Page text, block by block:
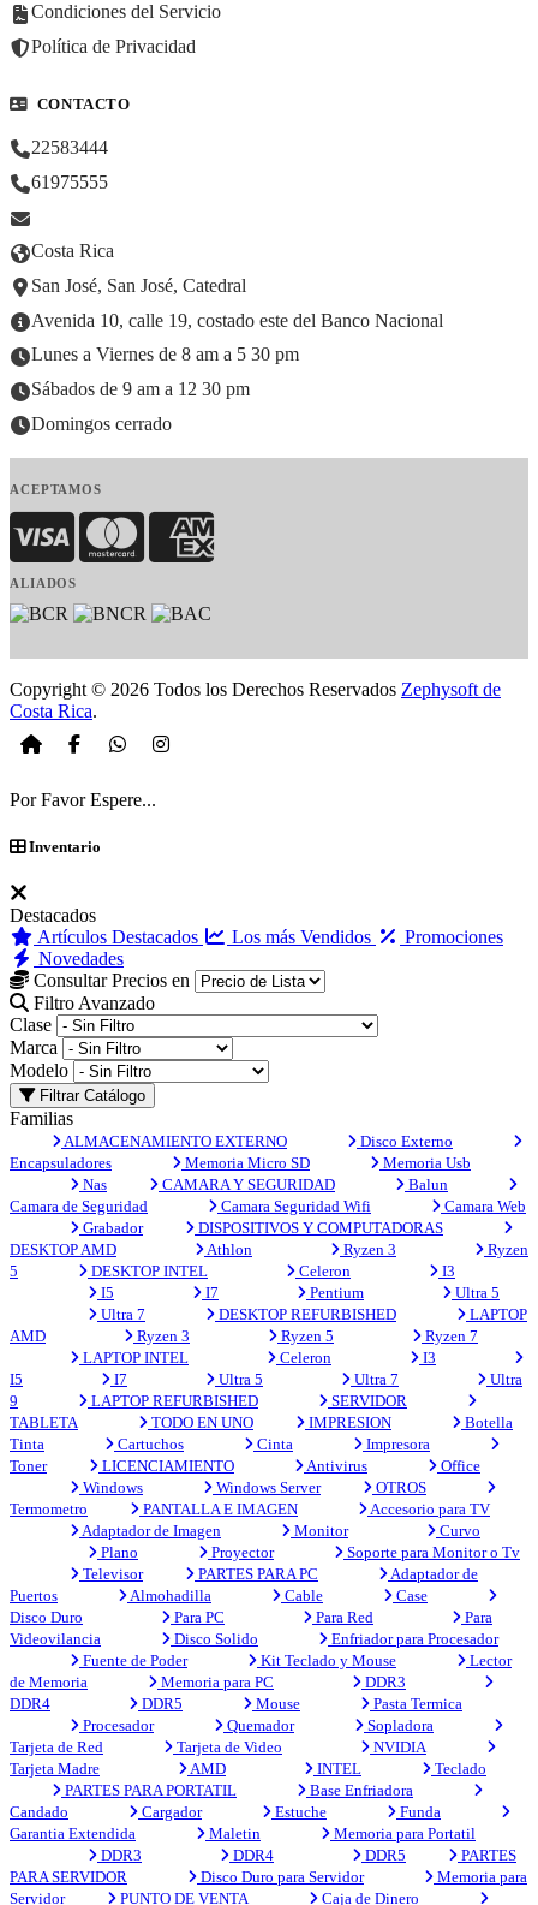
Condiciones del Servicio
Política de Privacidad
CONTACTO
22583444
61975555
Costa Rica
San José, San José, Catedral
Avenida 10, calle 19, costado este del Banco Nacional
Lunes a Viernes de 8 am a 5 30 pm
Sábados de 9 am a 12 30 pm
Domingos cerrado
ACEPTAMOS
Visa MasterCardAmerican Express
ALIADOS
Copyright © 2026 Todos los Derechos Reservados Zephysoft de
Costa Rica.
Por Favor Espere...
Inventario
Destacados
Artículos Destacados
Los más Vendidos
Promociones
Novedades
Consultar Precios en
Filtro Avanzado
Clase
Marca
Modelo
Filtrar Catálogo
Familias
ALMACENAMIENTO EXTERNO
Disco Externo
Encapsuladores
Memoria Micro SD
Memoria Usb
Nas
CAMARA Y SEGURIDAD
Balun
Camara de Seguridad
Camara Seguridad Wifi
Camara Web
Grabador
DISPOSITIVOS Y COMPUTADORAS
DESKTOP AMD
Athlon Ryzen 3
Ryzen
5
DESKTOP INTEL Celeron
I3
I5
I7 Pentium
Ultra 5
Ultra 7
DESKTOP REFURBISHED
LAPTOP
AMD
Ryzen 3 Ryzen 5
Ryzen 7
LAPTOP INTEL
Celeron
I3
I5
I7 Ultra 5 Ultra 7
Ultra
9
LAPTOP REFURBISHED
SERVIDOR
TABLETA
TODO EN UNO IMPRESION
Botella
Tinta
Cartuchos Cinta
Impresora
Toner
LICENCIAMIENTO Antivirus
Office
Windows
Windows Server
OTROS
Termometro
PANTALLA E IMAGEN
Accesorio para TV
Adaptador de Imagen
Monitor
Curvo
Plano
Proyector
Soporte para Monitor o Tv
Televisor
PARTES PARA PC
Adaptador de
Puertos
Almohadilla Cable
Case
Disco Duro
Para PC Para Red
Para
Videovilancia
Disco Solido
Enfriador para Procesador
Fuente de Poder
Kit Teclado y Mouse
Lector
de Memoria
Memoria para PC
DDR3
DDR4
DDR5 Mouse
Pasta Termica
Procesador
Quemador
Sopladora
Tarjeta de Red
Tarjeta de Video
NVIDIA
Tarjeta Madre
AMD INTEL
Teclado
PARTES PARA PORTATIL
Base Enfriadora
Candado
Cargador Estuche
Funda
Garantia Extendida
Maletin
Memoria para Portatil
DDR3
DDR4 DDR5
PARTES
PARA SERVIDOR
Disco Duro para Servidor
Memoria para
Servidor
PUNTO DE VENTA Caja de Dinero